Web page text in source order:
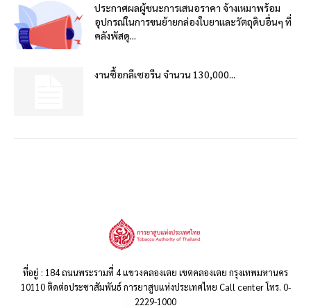
ประกาศผลผู้ชนะการเสนอราคา จ้างเหมาพร้อม
อุปกรณ์ในการขนย้ายกล่องใบยาและวัตถุดิบอื่นๆ ที่
คลังพัสดุ...
งานซื้อกลีเซอรีน จำนวน 130,000...
ที่อยู่ : 184 ถนนพระรามที่ 4 แขวงคลองเตย เขตคลองเตย กรุงเทพมหานคร
10110 ติดต่อประชาสัมพันธ์ การยาสูบแห่งประเทศไทย Call center โทร. 0-
2229-1000